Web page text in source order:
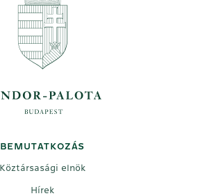
BEMUTATKOZÁS
Köztársasági elnök
Hírek